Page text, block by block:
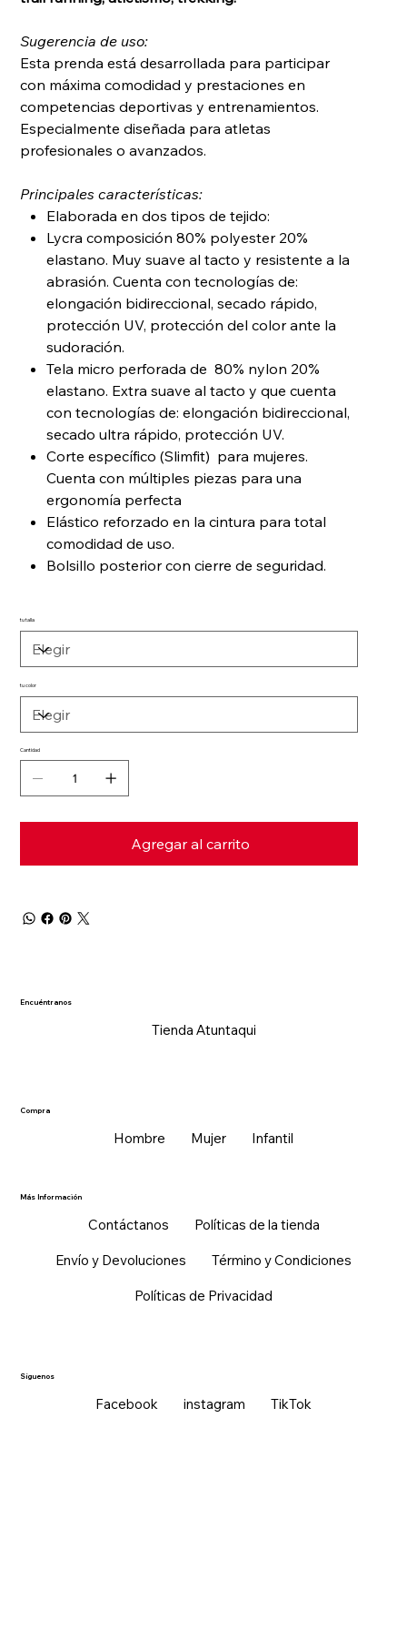
Sugerencia de uso:
Esta prenda está desarrollada para participar
con máxima comodidad y prestaciones en
competencias deportivas y entrenamientos.
Especialmente diseñada para atletas
profesionales o avanzados.
Principales características:
Elaborada en dos tipos de tejido:
Lycra composición 80% polyester 20%
elastano. Muy suave al tacto y resistente a la
abrasión. Cuenta con tecnologías de:
elongación bidireccional, secado rápido,
protección UV, protección del color ante la
sudoración.
Tela micro perforada de 80% nylon 20%
elastano. Extra suave al tacto y que cuenta
con tecnologías de: elongación bidireccional,
secado ultra rápido, protección UV.
Corte específico (Slimfit) para mujeres.
Cuenta con múltiples piezas para una
ergonomía perfecta
Elástico reforzado en la cintura para total
comodidad de uso.
Bolsillo posterior con cierre de seguridad.
tu talla
tu color
Cantidad
Agregar al carrito
Encuéntranos
Tienda Atuntaqui
Compra
Hombre Mujer Infantil
Más Información
Contáctanos Políticas de la tienda
Envío y Devoluciones Término y Condiciones
Políticas de Privacidad
Síguenos
Facebook instagram TikTok